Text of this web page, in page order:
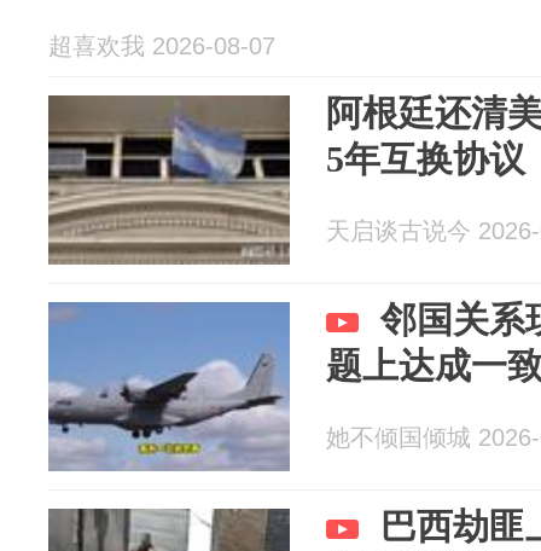
超喜欢我 2026-08-07
阿根廷还清
5年互换协议
天启谈古说今
邻国关系
题上达成一
她不倾国倾城
巴西劫匪